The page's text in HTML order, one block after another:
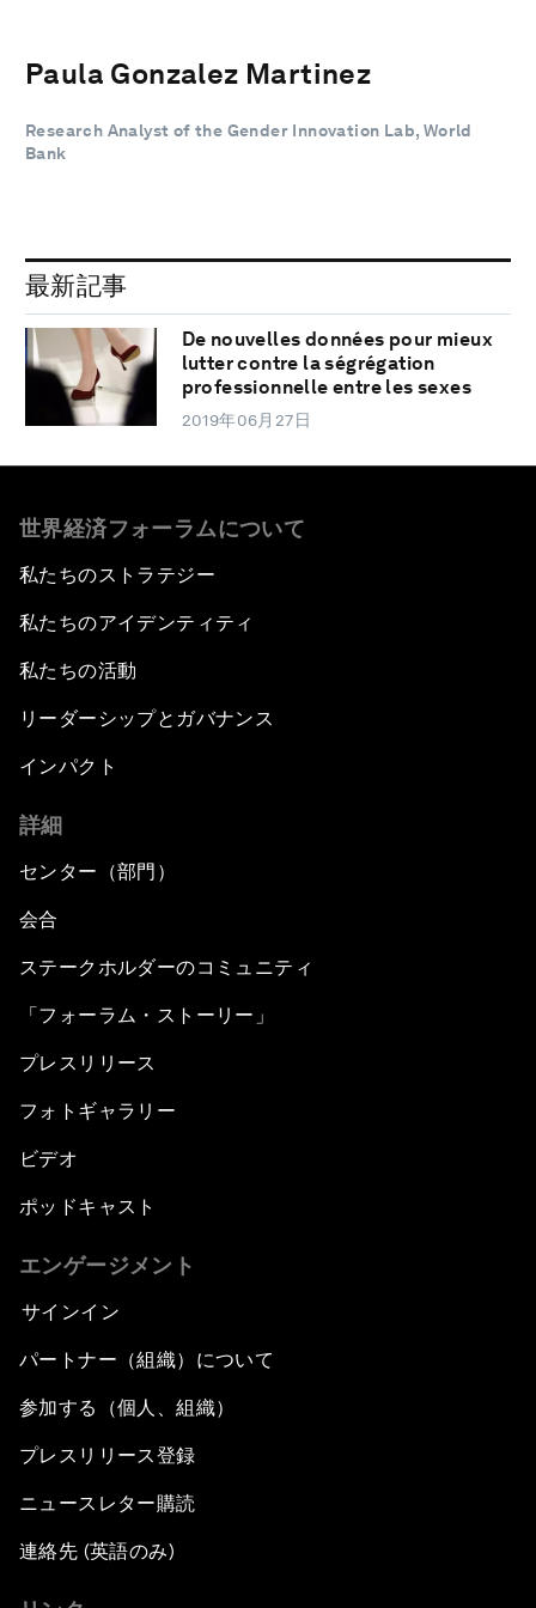
Paula Gonzalez Martinez
Research Analyst of the Gender Innovation Lab, World
Bank
最新記事
De nouvelles données pour mieux
lutter contre la ségrégation
professionnelle entre les sexes
2019年06月27日
世界経済フォーラムについて
私たちのストラテジー
私たちのアイデンティティ
私たちの活動
リーダーシップとガバナンス
インパクト
詳細
センター（部門）
会合
ステークホルダーのコミュニティ
「フォーラム・ストーリー」
プレスリリース
フォトギャラリー
ビデオ
ポッドキャスト
エンゲージメント
サインイン
パートナー（組織）について
参加する（個人、組織）
プレスリリース登録
ニュースレター購読
連絡先 (英語のみ)